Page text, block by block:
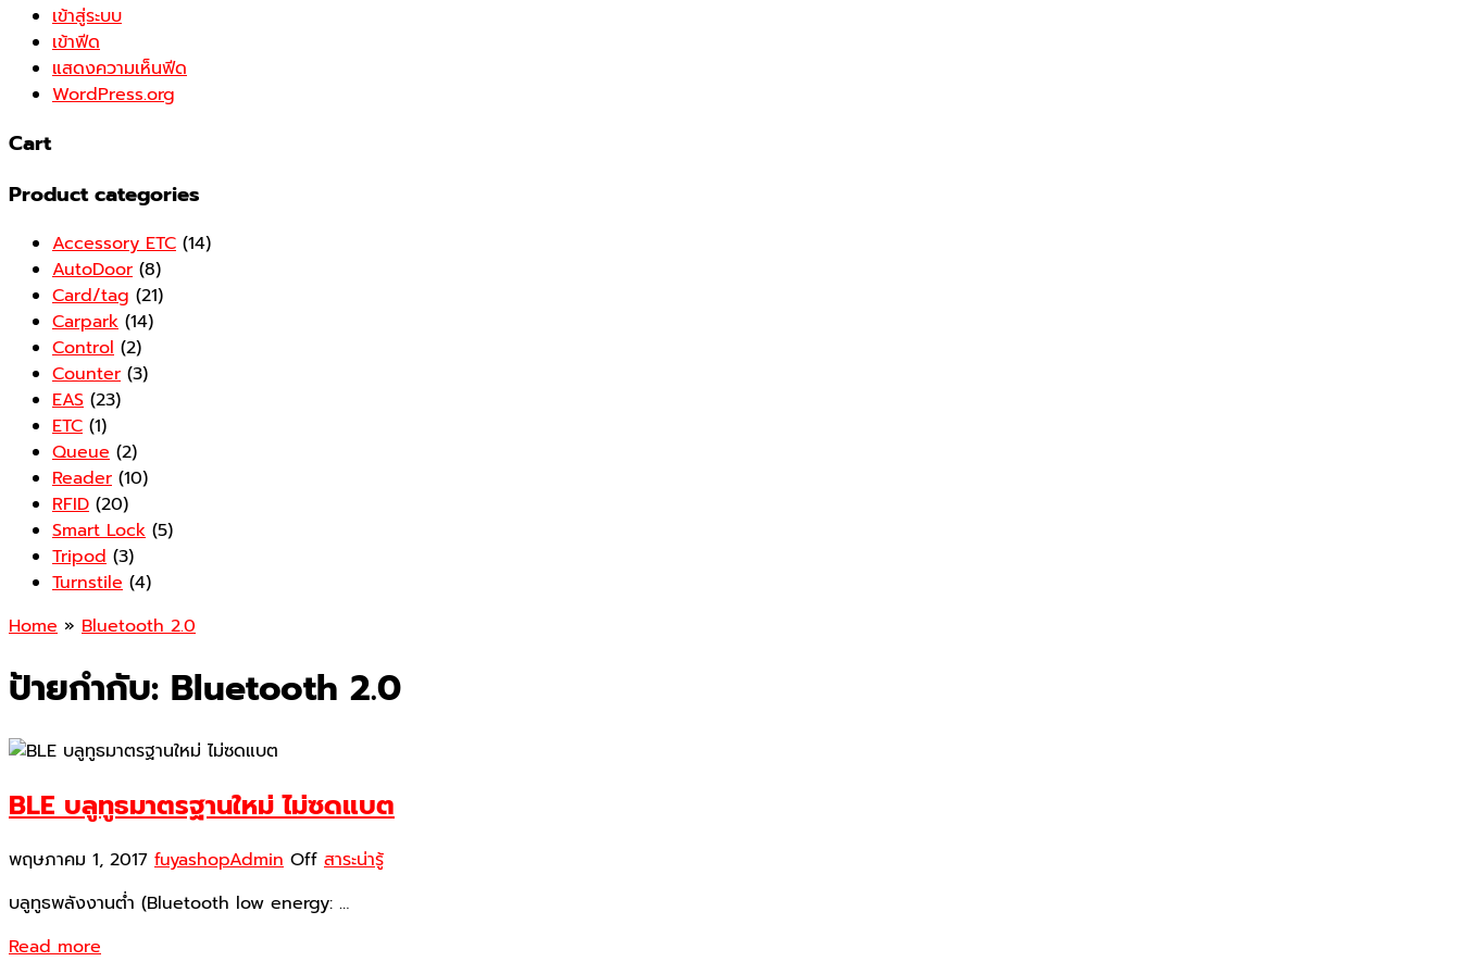
เข้าสู่ระบบ
เข้าฟีด
แสดงความเห็นฟีด
WordPress.org
Cart
Product categories
Accessory ETC (14)
AutoDoor (8)
Card/tag (21)
Carpark (14)
Control (2)
Counter (3)
EAS (23)
ETC (1)
Queue (2)
Reader (10)
RFID (20)
Smart Lock (5)
Tripod (3)
Turnstile (4)
Home » Bluetooth 2.0
ป้ายกำกับ: Bluetooth 2.0
BLE บลูทูธมาตรฐานใหม่ ไม่ซดแบต
พฤษภาคม 1, 2017 fuyashopAdmin Off สาระน่ารู้
บลูทูธพลังงานต่ำ (Bluetooth low energy: …
Read more